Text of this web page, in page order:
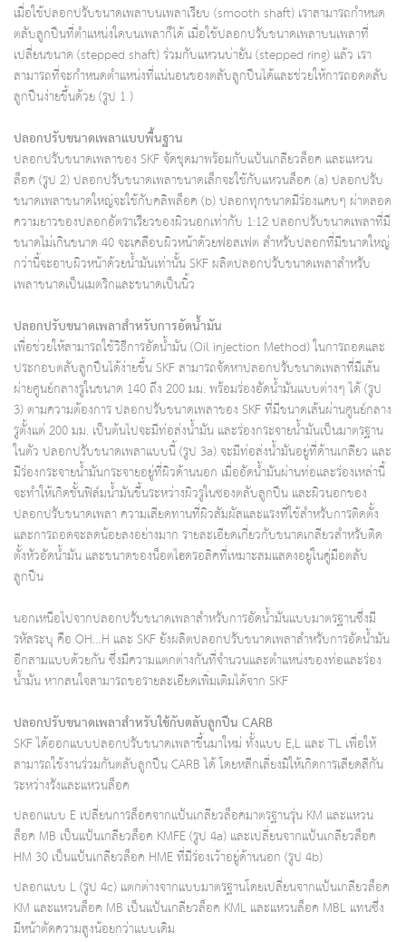
เมื่อใช้ปลอกปรับขนาดเพลาบนเพลาเรียบ (smooth shaft) เราสามารถกำหนด
ตลับลูกปืนที่ตำแหน่งใดบนเพลาก็ได้ เมื่อใช้ปลอกปรับขนาดเพลาบนเพลาที่
เปลี่ยนขนาด (stepped shaft) ร่วมกับแหวนบ่ายัน (stepped ring) แล้ว เรา
สามารถที่จะกำหนดตำแหน่งที่แน่นอนของตลับลูกปืนได้และช่วยให้การถอดตลับ
ลูกปืนง่ายขึ้นด้วย (รูป 1 )
ปลอกปรับขนาดเพลาแบบพื้นฐาน
ปลอกปรับขนาดเพลาของ SKF จัดชุดมาพร้อมกับแป้นเกลียวล็อค และแหวน
ล็อค (รูป 2) ปลอกปรับขนาดเพลาขนาดเล็กจะใช้กับแหวนล็อค (a) ปลอกปรับ
ขนาดเพลาขนาดใหญ่จะใช้กับคลิพล็อค (b) ปลอกทุกขนาดมีร่องแคบๆ ผ่าตลอด
ความยาวของปลอกอัตราเรียวของผิวนอกเท่ากับ 1:12 ปลอกปรับขนาดเพลาที่มี
ขนาดไม่เกินขนาด 40 จะเคลือบผิวหน้าด้วยฟอสเฟต สำหรับปลอกที่มีขนาดใหญ่
กว่านี้จะอาบผิวหน้าด้วยน้ำมันเท่านั้น SKF ผลิตปลอกปรับขนาดเพลาสำหรับ
เพลาขนาดเป็นเมตริกและขนาดเป็นนิ้ว
ปลอกปรับขนาดเพลาสำหรับการอัดน้ำมัน
เพื่อช่วยให้สามารถใช้วิธีการอัดน้ำมัน (Oil injection Method) ในการถอดและ
ประกอบตลับลูกปืนได้ง่ายขึ้น SKF สามารถจัดหาปลอกปรับขนาดเพลาที่มีเส้น
ผ่ายศูนย์กลางรูในขนาด 140 ถึง 200 มม. พร้อมร่องอัดน้ำมันแบบต่างๆ ได้ (รูป
3) ตามความต้องการ ปลอกปรับขนาดเพลาของ SKF ที่มีขนาดเส้นผ่านศูนย์กลาง
รูตั้งแต่ 200 มม. เป็นต้นไปจะมีท่อส่งน้ำมัน และร่องกระจายน้ำมันเป็นมาตรฐาน
ในตัว ปลอกปรับขนาดเพลาแบบนี้ (รูป 3a) จะมีท่อส่งน้ำมันอยู่ที่ด้านเกลียว และ
มีร่องกระจายน้ำมันกระจายอยู่ที่ผิวด้านนอก เมื่ออัดน้ำมันผ่านท่อและร่องเหล่านี้
จะทำให้เกิดชั้นฟิล์มน้ำมันขึ้นระหว่างผิวรูในซองตลับลูกปืน และผิวนอกของ
ปลอกปรับขนาดเพลา ความเสียดทานที่ผิวสัมผัสและแรงที่ใช้สำหรับการติดตั้ง
และการถอดจะลดน้อยลงอย่างมาก รายละเอียดเกี่ยวกับขนาดเกลียวสำหรับติด
ตั้งหัวอัดน้ำมัน และขนาดของน็อตไฮดรอลิคที่เหมาะสมแสดงอยู่ในคู่มือตลับ
ลูกปืน
นอกเหนือไปจากปลอกปรับขนาดเพลาสำหรับการอัดน้ำมันแบบมาตรฐานซึ่งมี
รหัสระบุ คือ OH…H และ SKF ยังผลิตปลอกปรับขนาดเพลาสำหรับการอัดน้ำมัน
อีกสามแบบด้วยกัน ซึ่งมีความแตกต่างกันที่จำนวนและตำแหน่งของท่อและร่อง
น้ำมัน หากสนใจสามารถขอรายละเอียดเพิ่มเติมได้จาก SKF
ปลอกปรับขนาดเพลาสำหรับใช้กับตลับลูกปืน CARB
SKF ได้ออกแบบปลอกปรับขนาดเพลาขึ้นมาใหม่ ทั้งแบบ E,L และ TL เพื่อให้
สามารถใช้งานร่วมกันตลับลูกปืน CARB ได้ โดยหลีกเลี่ยงมิให้เกิดการเสียดสีกัน
ระหว่างรังและแหวนล็อค
ปลอกแบบ E เปลี่ยนการล็อคจากแป้นเกลียวล็อคมาตรฐานรุ่น KM และแหวน
ล็อค MB เป็นแป้นเกลียวล็อค KMFE (รูป 4a) และเปลี่ยนจากแป้นเกลียวล็อค
HM 30 เป็นแป้นเกลียวล็อค HME ที่มีร่องเว้าอยู่ด้านนอก (รูป 4b)
ปลอกแบบ L (รูป 4c) แตกต่างจากแบบมาตรฐานโดยเปลี่ยนจากแป้นเกลียวล็อค
KM และแหวนล็อค MB เป็นแป้นเกลียวล็อค KML และแหวนล็อค MBL แทนซึ่ง
มีหน้าตัดความสูงน้อยกว่าแบบเดิม